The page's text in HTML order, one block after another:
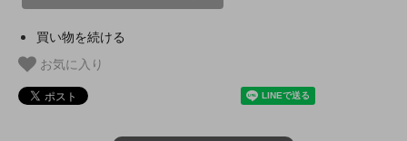
買い物を続ける
お気に入り